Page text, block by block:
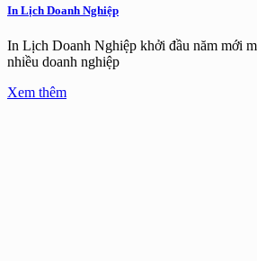
In Lịch Doanh Nghiệp
In Lịch Doanh Nghiệp khởi đầu năm mới
nhiều doanh nghiệp
Xem thêm